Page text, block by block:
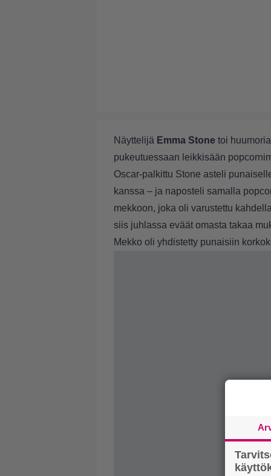
Näyttelijä Emma Stone toi
pukeutuessaan leikkisään
Oscar-palkittu Stone asteli
kanssa – ja naposteli samalla
mekkoon, joka oli varustettu
siis juhlassa eväät omasta takaa
Mekko oli yhdistetty punaisiin